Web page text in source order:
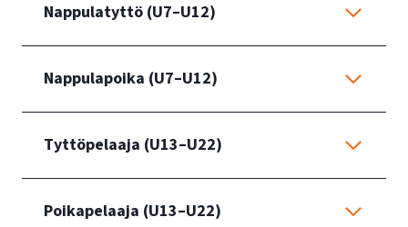
Nappulatyttö (U7–U12)
Nappulapoika (U7–U12)
Tyttöpelaaja (U13–U22)
Poikapelaaja (U13–U22)